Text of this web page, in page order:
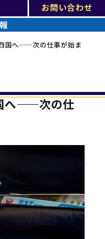
お問い合わせ
国へ――次の仕事が始ま
へ――次の仕